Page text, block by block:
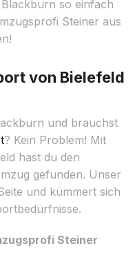
so einfach
Steiner aus
von Bielefeld
und brauchst
? Kein Problem! Mit
hast du den
gefunden. Unser
und kümmert sich
Steiner